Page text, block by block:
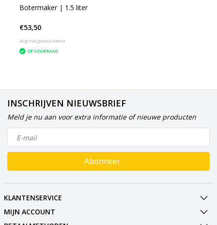
Botermaker | 1.5 liter
€53,50
Nog niet gewaardeerd
OP VOORRAAD
INSCHRIJVEN NIEUWSBRIEF
Meld je nu aan voor extra informatie of nieuwe producten
Abonneer
KLANTENSERVICE
MIJN ACCOUNT